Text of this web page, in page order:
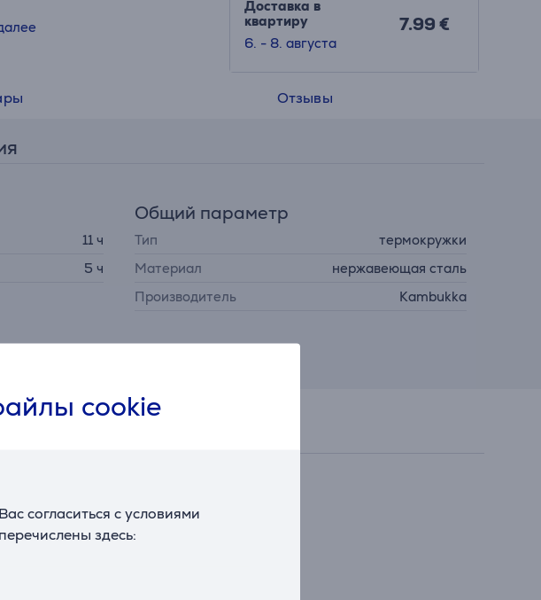
cookie
согласиться с условиями
здесь:
часов
Доставка в
квартиру
6. - 8. августа
7.99 €
Отзывы
11 ч
5 ч
Общий параметр
Тип
термокружки
Материал
нержавеющая сталь
Производитель
Kambukka